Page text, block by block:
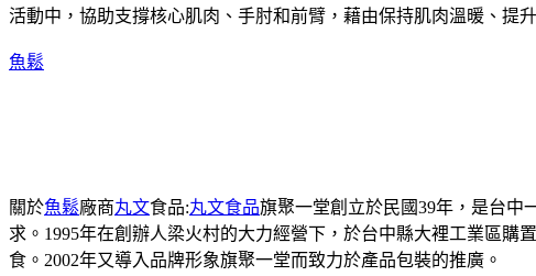
活動中，協助支撐核心肌肉、手肘和前臂，藉由保持肌肉溫暖、提
魚鬆
關於魚鬆廠商丸文食品:丸文食品旗聚一堂創立於民國39年，是台中
求。1995年在創辦人梁火村的大力經營下，於台中縣大裡工業區
食。2002年又導入品牌形象旗聚一堂而致力於產品包裝的推廣。